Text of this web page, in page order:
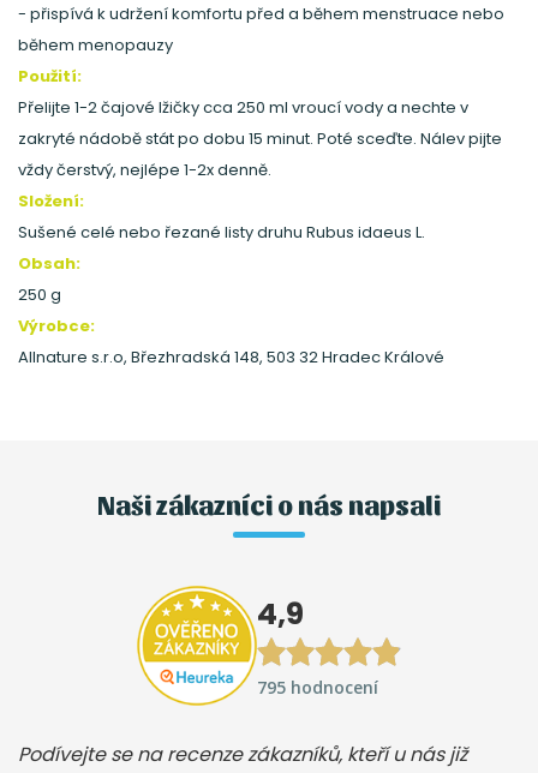
- přispívá k udržení komfortu před a během menstruace nebo
během menopauzy
Použití:
Přelijte 1-2 čajové lžičky cca 250 ml vroucí vody a nechte v
zakryté nádobě stát po dobu 15 minut. Poté sceďte. Nálev pijte
vždy čerstvý, nejlépe 1-2x denně.
Složení:
Sušené celé nebo řezané listy druhu Rubus idaeus L.
Obsah:
250 g
Výrobce:
Allnature s.r.o, Březhradská 148, 503 32 Hradec Králové
Naši zákazníci o nás napsali
4,9
795 hodnocení
Podívejte se na recenze zákazníků, kteří u nás již